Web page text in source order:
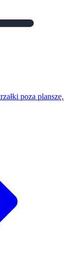
poza planszę.